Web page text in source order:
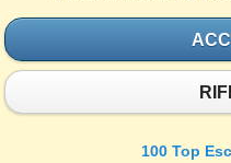
100 Top